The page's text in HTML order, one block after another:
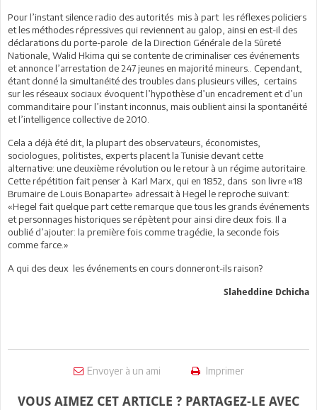
Pour l’instant silence radio des autorités mis à part les réflexes policiers
et les méthodes répressives qui reviennent au galop, ainsi en est-il des
déclarations du porte-parole de la Direction Générale de la Sûreté
Nationale, Walid Hkima qui se contente de criminaliser ces événements
et annonce l’arrestation de 247 jeunes en majorité mineurs.. Cependant,
étant donné la simultanéité des troubles dans plusieurs villes, certains
sur les réseaux sociaux évoquent l’hypothèse d’un encadrement et d’un
commanditaire pour l’instant inconnus, mais oublient ainsi la spontanéité
et l’intelligence collective de 2010.
Cela a déjà été dit, la plupart des observateurs, économistes,
sociologues, politistes, experts placent la Tunisie devant cette
alternative: une deuxième révolution ou le retour à un régime autoritaire.
Cette répétition fait penser à Karl Marx, qui en 1852, dans son livre «18
Brumaire de Louis Bonaparte» adressait à Hegel le reproche suivant:
«Hegel fait quelque part cette remarque que tous les grands événements
et personnages historiques se répètent pour ainsi dire deux fois. Il a
oublié d’ajouter: la première fois comme tragédie, la seconde fois
comme farce.»
A qui des deux les événements en cours donneront-ils raison?
Slaheddine Dchicha
Envoyer à un ami Imprimer
VOUS AIMEZ CET ARTICLE ? PARTAGEZ-LE AVEC